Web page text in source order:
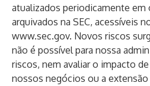
atualizados periodicamente
arquivados na SEC, acessíveis
www.sec.gov. Novos riscos
não é possível para nossa
riscos, nem avaliar o impacto
nossos negócios ou a